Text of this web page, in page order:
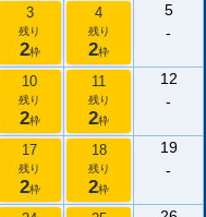
3
残り
2枠
4
残り
2枠
5
-
10
残り
2枠
11
残り
2枠
12
-
17
残り
2枠
18
残り
2枠
19
-